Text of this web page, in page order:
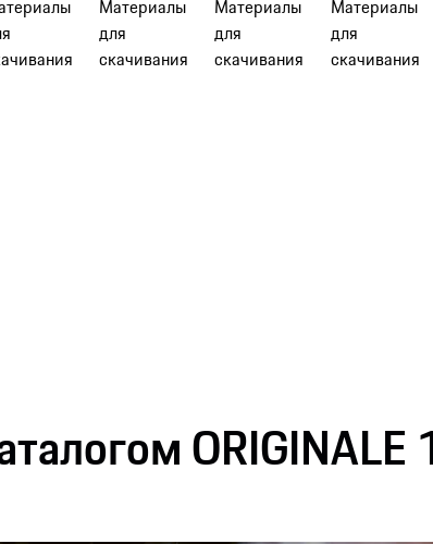
Материалы
для
скачивания
Материалы
для
скачивания
Материалы
для
скачивания
ORIGINALE